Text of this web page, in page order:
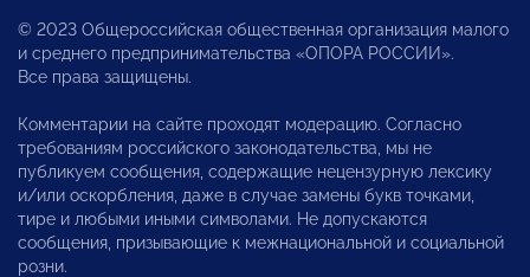
© 2023 Общероссийская общественная организация малого
и среднего предпринимательства «ОПОРА РОССИИ».
Все права защищены.
Комментарии на сайте проходят модерацию. Согласно
требованиям российского законодательства, мы не
публикуем сообщения, содержащие нецензурную лексику
и/или оскорбления, даже в случае замены букв точками,
тире и любыми иными символами. Не допускаются
сообщения, призывающие к межнациональной и социальной
розни.